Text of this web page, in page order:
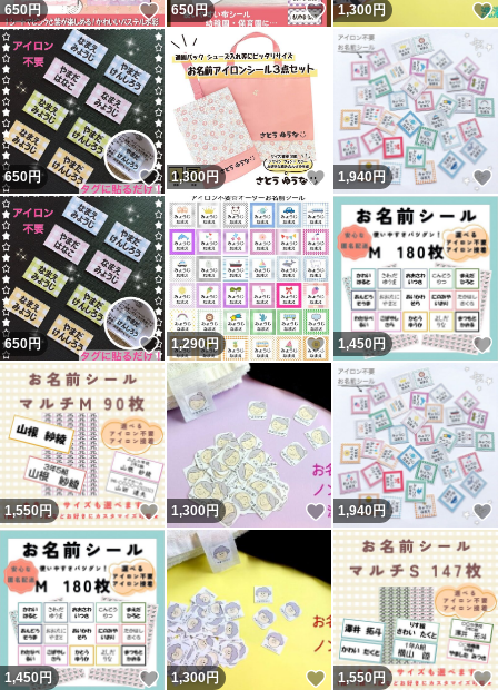
650円 いいね！
650円 いいね！
1,300円
650円 いいね！
1,300円 いいね！
1,940円
650円 いいね！
1,290円 いいね！
1,450円
1,550円 いいね！
1,300円 いいね！
1,940円
1,450円 いいね！
1,300円 いいね！
1,550円